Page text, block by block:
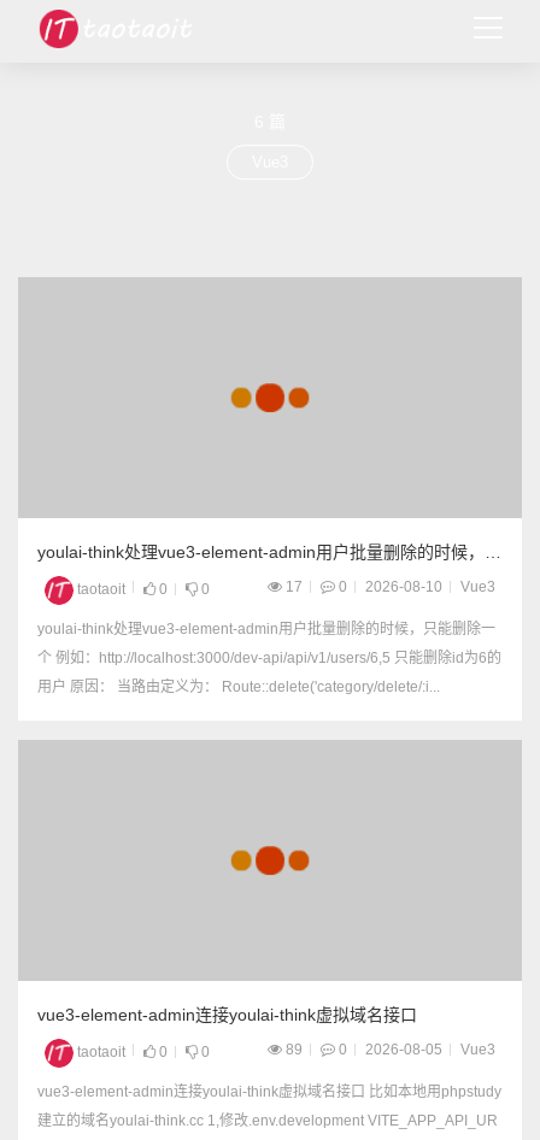
youlai-think处理vue3-element-admin用户批量删除的时候，只
能删除一个
taotaoit 0 0 17 0 2026-08-10 Vue3
youlai-think处理vue3-element-admin用户批量删除的时候，只能删除一
个 例如：http://localhost:3000/dev-api/api/v1/users/6,5 只能删除id为6的
用户 原因： 当路由定义为： Route::delete('category/delete/:i...
vue3-element-admin连接youlai-think虚拟域名接口
taotaoit 0 0 89 0 2026-08-05 Vue3
vue3-element-admin连接youlai-think虚拟域名接口 比如本地用phpstudy
建立的域名youlai-think.cc 1,修改.env.development VITE_APP_API_UR